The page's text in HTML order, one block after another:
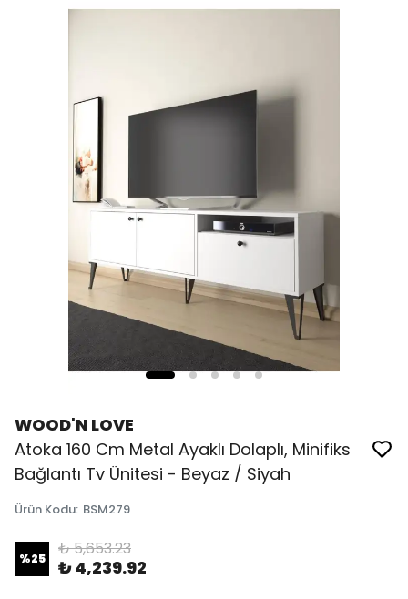
WOOD'N LOVE
Atoka 160 Cm Metal Ayaklı Dolaplı, Minifiks
Bağlantı Tv Ünitesi - Beyaz / Siyah
Ürün Kodu: BSM279
%25 ₺ 5,653.23
₺ 4,239.92